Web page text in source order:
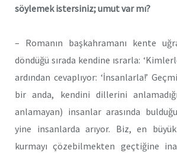
söylemek istersiniz; umut var mı?
– Romanın başkahramanı kente
döndüğü sırada kendine ısrarla:
ardından cevaplıyor: ‘İnsanlarla!’
bir anda, kendini dillerini
anlamayan) insanlar arasında
yine insanlarda arıyor. Biz, en
kurmayı çözebilmekten geçtiğine